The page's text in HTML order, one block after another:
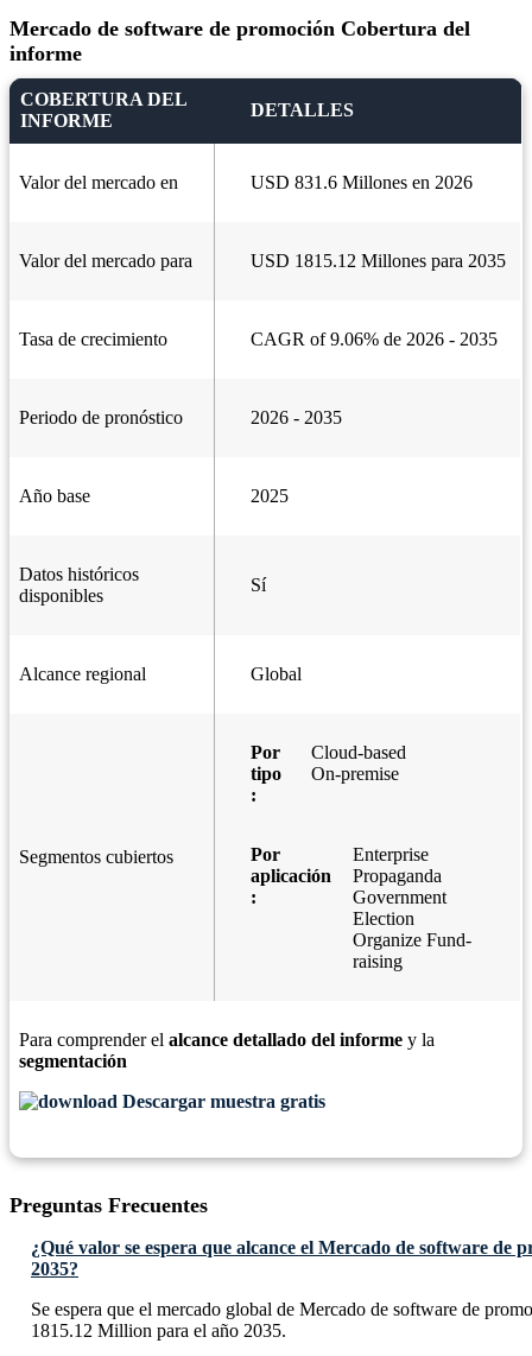
Mercado de software de promoción Cobertura del
informe
COBERTURA DEL
INFORME
DETALLES
Valor del mercado en USD 831.6 Millones en 2026
Valor del mercado para USD 1815.12 Millones para 2035
Tasa de crecimiento CAGR of 9.06% de 2026 - 2035
Periodo de pronóstico 2026 - 2035
Año base 2025
Datos históricos
disponibles
Sí
Alcance regional Global
Segmentos cubiertos
Por
tipo
:
Cloud-based
On-premise
Por
aplicación
:
Enterprise
Propaganda
Government
Election
Organize Fund-
raising
Para comprender el alcance detallado del informe y la
segmentación
Descargar muestra gratis
Preguntas Frecuentes
¿Qué valor se espera que alcance el Mercado de software de
2035?
Se espera que el mercado global de Mercado de software de
1815.12 Million para el año 2035.